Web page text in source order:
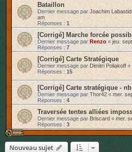
Bataillon
Dernier message par Joachim
am
Réponses : 1
[Corrigé] Marche forcée
Dernier message parRenzo « jeu.
Réponses : 7
[Corrigé] Carte Stratégique
Dernier message par Dimitri Poliakoff«
Réponses : 15
[Corrigé] Carte stratégique -
Dernier message parThor42 « mer.
Réponses : 4
Traversée tentes alliées
Dernier message par Briscard « mer.
Réponses : 3
Nouveau sujet